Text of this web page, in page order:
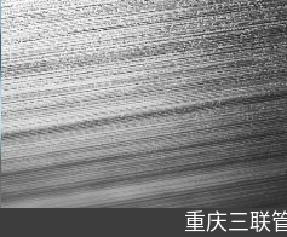
重庆三联